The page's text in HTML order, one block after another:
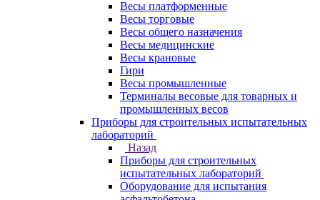
Весы платформенные
Весы торговые
Весы общего назначения
Весы медицинские
Весы крановые
Гири
Весы промышленные
Терминалы весовые для товарных и
промышленных весов
Приборы для строительных испытательных
лабораторий
Назад
Приборы для строительных
испытательных лабораторий
Оборудование для испытания